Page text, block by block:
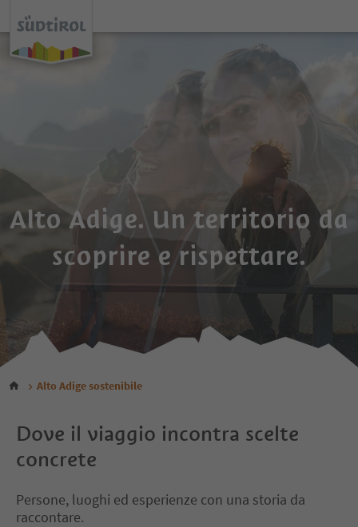
Alto Adige. Un territorio da
scoprire e rispettare.
Alto Adige sostenibile
Dove il viaggio incontra scelte
concrete
Persone, luoghi ed esperienze con una storia da
raccontare.